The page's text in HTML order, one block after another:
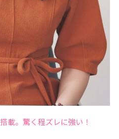
載。驚く程ズレに強い！